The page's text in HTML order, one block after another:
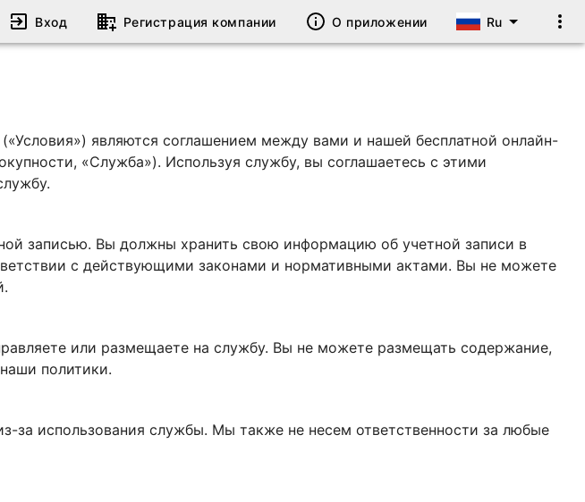
Вход Регистрация компании О приложении Ru
являются соглашением между вами и нашей бесплатной онлайн-
«Служба»). Используя службу, вы соглашаетесь с этими
записью. Вы должны хранить свою информацию об учетной записи в
с действующими законами и нормативными актами. Вы не можете
или размещаете на службу. Вы не можете размещать содержание,
политики.
за использования службы. Мы также не несем ответственности за любые